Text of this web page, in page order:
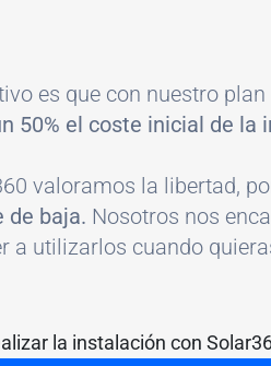
es que con nuestro
50% el coste inicial de
valoramos la libertad,
de baja. Nosotros nos
a utilizarlos cuando
la instalación con